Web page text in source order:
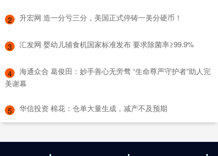
2 ​升宏网 造一分亏三分，美国正式停铸一美分硬币！
3 ​汇发网 婴幼儿辅食机国家标准发布 要求除菌率≥99.9%
4
​海通众合 葛俊田：妙手善心无旁骛 “生命尊严守护者”助人完
美谢幕
5 ​华信投资 棉花：仓单大量生成，减产不及预期